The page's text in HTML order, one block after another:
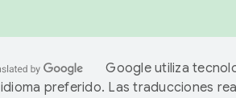
Google utiliza
preferido. Las traducciones